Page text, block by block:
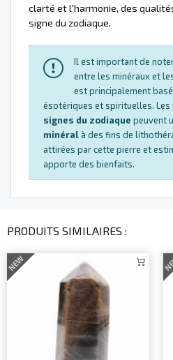
clarté et l'harmonie, des
signe du zodiaque.
Il est important de
entre les minéraux et
est principalement
ésotériques et spirituelles. Les
signes du zodiaque peuvent
minéralà des fins de
attirées par cette pierre et
apporte des bienfaits.
PRODUITS SIMILAIRES :
NEW